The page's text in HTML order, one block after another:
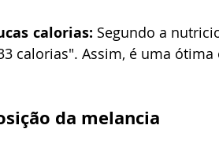
calorias: Segundo a
calorias". Assim, é uma
da melancia